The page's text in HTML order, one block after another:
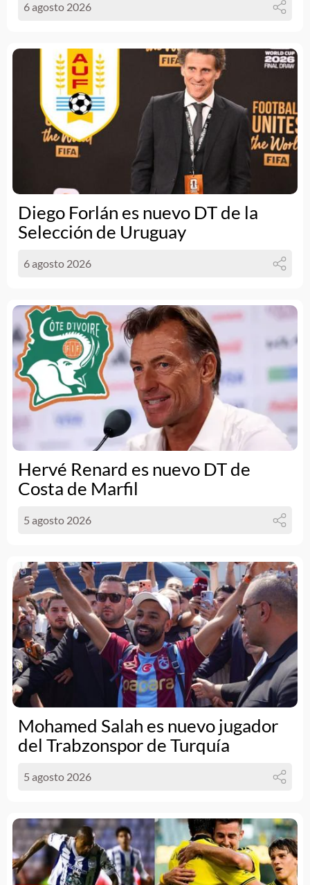
6 agosto 2026
Diego Forlán es nuevo DT de la
Selección de Uruguay
6 agosto 2026
Hervé Renard es nuevo DT de
Costa de Marfil
5 agosto 2026
Mohamed Salah es nuevo jugador
del Trabzonspor de Turquía
5 agosto 2026